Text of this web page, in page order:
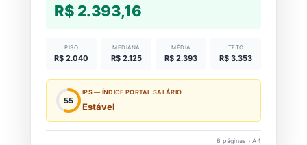
R$ 2.393,16
PISO
R$ 2.040
MEDIANA
R$ 2.125
MÉDIA
R$ 2.393
TETO
R$ 3.353
55
IPS — ÍNDICE PORTAL SALÁRIO
Estável
6 páginas · A4